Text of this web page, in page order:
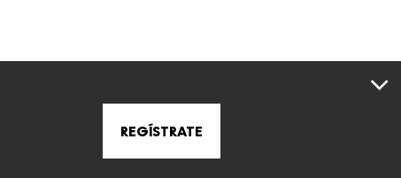
REGÍSTRATE